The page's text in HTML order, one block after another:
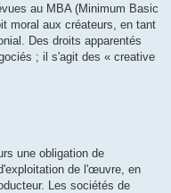
au MBA (Minimum Basic
moral aux créateurs, en tant
Des droits apparentés
; il s'agit des « creative
une obligation de
de l'œuvre, en
Les sociétés de